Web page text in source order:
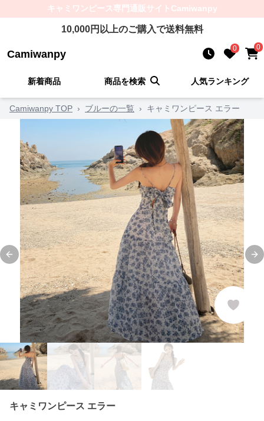
キャミワンピース専門通販サイト Camiwanpy
10,000円以上のご購入で送料無料
Camiwanpy 0 0
新着商品 商品を検索 人気ランキング
Camiwanpy TOP › ブルーの一覧 › キャミワンピース エラー
Previous slide
キャミワンピース エラー